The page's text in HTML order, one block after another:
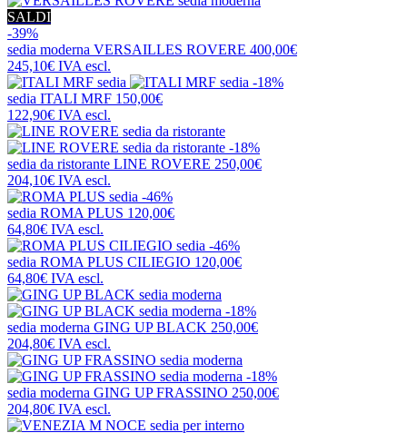
SALDI
-39%
sedia moderna VERSAILLES ROVERE 400,00€
245,10€ IVA escl.
-18%
sedia ITALI MRF 150,00€
122,90€ IVA escl.
-18%
sedia da ristorante LINE ROVERE 250,00€
204,10€ IVA escl.
-46%
sedia ROMA PLUS 120,00€
64,80€ IVA escl.
-46%
sedia ROMA PLUS CILIEGIO 120,00€
64,80€ IVA escl.
-18%
sedia moderna GING UP BLACK 250,00€
204,80€ IVA escl.
-18%
sedia moderna GING UP FRASSINO 250,00€
204,80€ IVA escl.